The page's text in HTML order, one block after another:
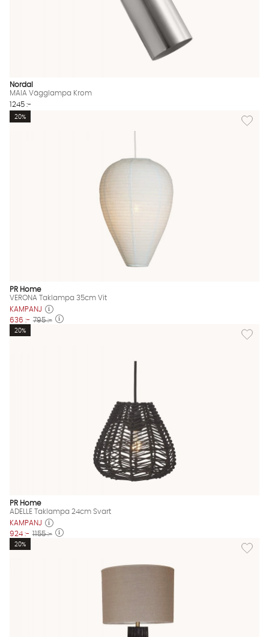
Nordal
MAIA Vägglampa Krom
1245 :-
Lägg
20%
PR Home
VERONA Taklampa 35cm Vit
KAMPANJ
636 :- 795 :-
Lägg
20%
PR Home
ADELLE Taklampa 24cm Svart
KAMPANJ
924 :- 1155 :-
Lägg
20%